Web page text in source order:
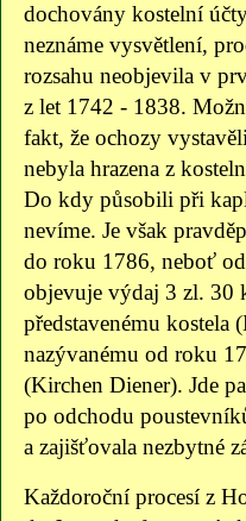
dochovány kostelní
neznáme vysvětlení,
rozsahu neobjevila v
z let 1742 - 1838.
fakt, že ochozy
nebyla hrazena z
Do kdy působili při
nevíme. Je však
do roku 1786, neboť
objevuje výdaj 3 zl. 30
představenému kostela
nazývanému od roku
(Kirchen Diener). Jde
po odchodu
a zajišťovala nezbytné
Každoroční procesí z